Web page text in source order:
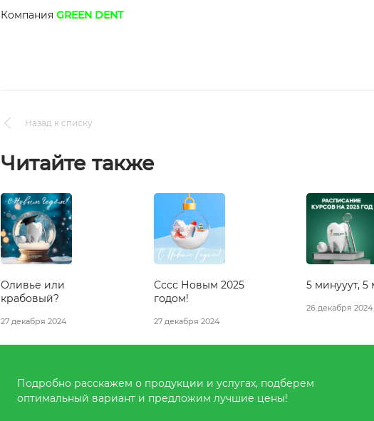
Компания GREEN DENT
Назад к списку
Читайте также
Оливье или
крабовый?
27 декабря 2024
Сссс Новым 2025
годом!
27 декабря 2024
5 минууут, 5
26 декабря 2024
Подробно расскажем о продукции и услугах, подберем
оптимальный вариант и предложим лучшие цены!